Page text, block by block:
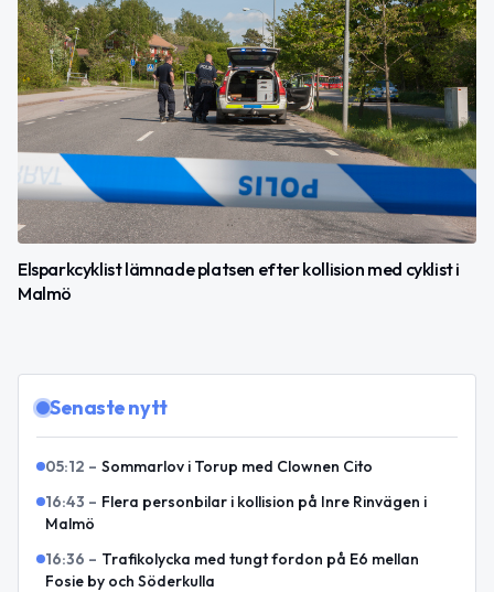
Elsparkcyklist lämnade platsen efter kollision med cyklist i
Malmö
Senaste nytt
05:12 – Sommarlov i Torup med Clownen Cito
16:43 – Flera personbilar i kollision på Inre Rinvägen i
Malmö
16:36 – Trafikolycka med tungt fordon på E6 mellan
Fosie by och Söderkulla